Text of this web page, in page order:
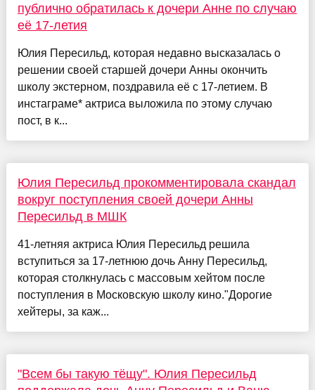
публично обратилась к дочери Анне по случаю
её 17-летия
Юлия Пересильд, которая недавно высказалась о
решении своей старшей дочери Анны окончить
школу экстерном, поздравила её с 17-летием. В
инстаграме* актриса выложила по этому случаю
пост, в к...
Юлия Пересильд прокомментировала скандал
вокруг поступления своей дочери Анны
Пересильд в МШК
41-летняя актриса Юлия Пересильд решила
вступиться за 17-летнюю дочь Анну Пересильд,
которая столкнулась с массовым хейтом после
поступления в Московскую школу кино."Дорогие
хейтеры, за каж...
"Всем бы такую тёщу". Юлия Пересильд